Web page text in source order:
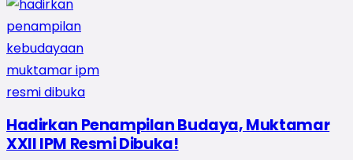
Hadirkan Penampilan Budaya, Muktamar
XXII IPM Resmi Dibuka!